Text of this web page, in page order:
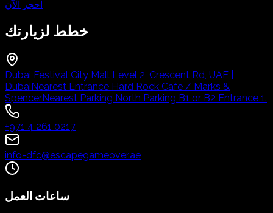
احجز الآن
خطط لزيارتك
Dubai Festival City Mall Level 2, Crescent Rd, UAE |
DubaiNearest Entrance Hard Rock Cafe / Marks &
SpencerNearest Parking North Parking B1 or B2 Entrance 1.
+971 4 261 0217
info-dfc@escapegameover.ae
ساعات العمل